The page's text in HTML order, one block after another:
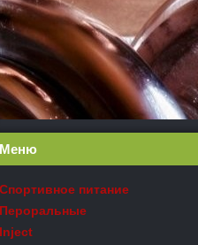
Меню
Спортивное питание
Пероральные
Inject